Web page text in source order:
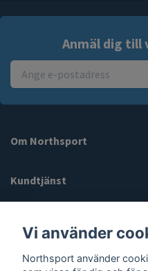
Anmäl dig till
Om Northsport
Kundtjänst
Sociala medier
Vi använder
Northsport använder